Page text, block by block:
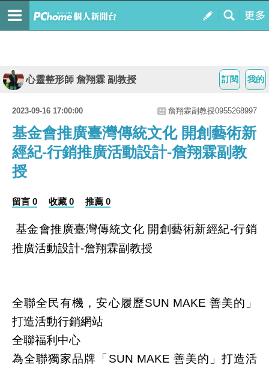
我的
訂閱
心靈整形師 詹翔霖 副教授
2023-09-16 17:00:00 詹翔霖副教授0955268997
基金會推廣臺灣傳統文化 開創藝術新
經紀-行銷推廣活動設計-詹翔霖副教
授
留言 0 收藏 0 推薦 0
基金會推廣臺灣傳統文化 開創藝術新經紀-行銷
推廣活動設計-詹翔霖副教授
全聯全民有機，安心履歷SUN MAKE 善美的」
打造活動行銷網站
全聯福利中心
為全聯獨家品牌「 SUN MAKE 善美的」打造活